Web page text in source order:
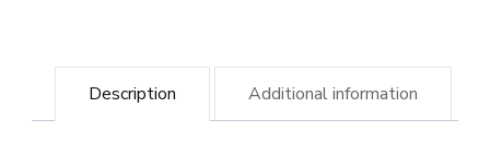
Description Additional information